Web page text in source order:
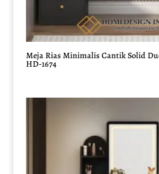
Meja Rias Minimalis Cantik Solid
HD-1674